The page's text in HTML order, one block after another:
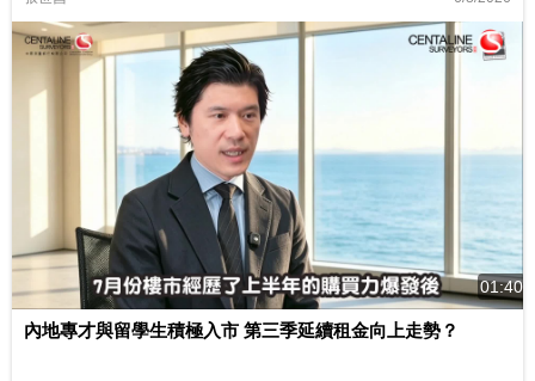
01:40
內地專才與留學生積極入市 第三季延續租金向上走勢？